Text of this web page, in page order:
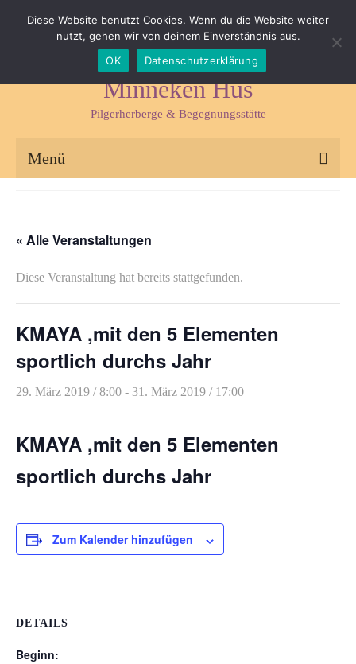
Impressum Datenschutz Kontakt & Anfahrt
Suchen
nach:
Minneken Hus
Pilgerherberge & Begegnungsstätte
Menü
Kräuterlädchen
Kräuterseminare
Heilreisen
Fasten und Pilgern
« Alle Veranstaltungen
Diese Veranstaltung hat bereits stattgefunden.
KMAYA ,mit den 5 Elementen
sportlich durchs Jahr
29. März 2019 / 8:00 - 31. März 2019 / 17:00
KMAYA ,mit den 5 Elementen
sportlich durchs Jahr
Zum Kalender hinzufügen
DETAILS
Beginn:
Diese Website benutzt Cookies. Wenn du die Website weiter
nutzt, gehen wir von deinem Einverständnis aus.
OK
Datenschutzerklärung